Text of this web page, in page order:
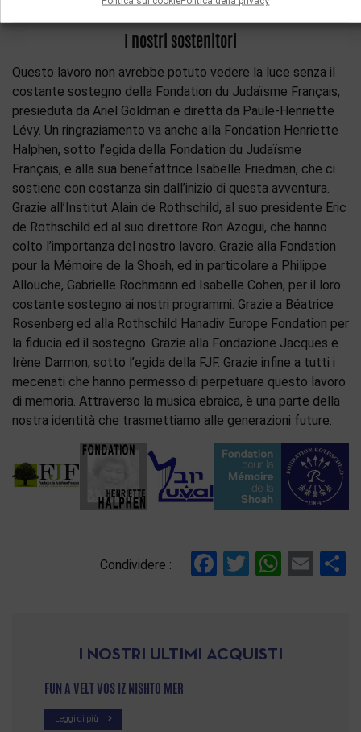
I nostri sostenitori
Questo lavoro non avrebbe potuto vedere la luce senza il
costante sostegno della Fondation du Judaïsme Français,
presieduta da Ariel Goldman e diretta da Paule-Henriette
Lévy. Un ringraziamento va anche alla Fondation Henriette
Halphen, sotto l’egida della Fondation du Judaïsme
Français, e alla sua benefattrice Isabelle Friedman, che ci
sostiene con costanza sin dall’inizio di questa avventura.
Grazie all’Institut Alain de Rothschild, al suo presidente Eric
de Rothschild ed al suo direttore Ron Azogui, che hanno
colto l’importanza del nostro lavoro. Grazie alla Fondation
pour la Mémoire de la Shoah, ed in particolare a Philippe
Allouche, Gabrielle Rochmann ed Isabelle Cohen, per il loro
costante sostegno ai nostri programmi. Grazie a Béatrice
Rosenberg ed alla Rothschild Hanadiv Europe Fondation per
la fiducia ed il sostegno. Grazie alla Fondazione Jacques e
Irène Darmon, sotto l’egida della FJF. Grazie infine a tutti i
mecenati che hanno permesso di perpetuare questo lavoro
di memoria. Attraverso la musica ebraica, è una parte della
nostra identità che trasmettiamo alle generazioni future.
Condividere : Facebook
Twitter
I NOSTRI ULTIMI ACQUISTI
FUN A VELT VOS IZ NISHTO MER
Leggi di più